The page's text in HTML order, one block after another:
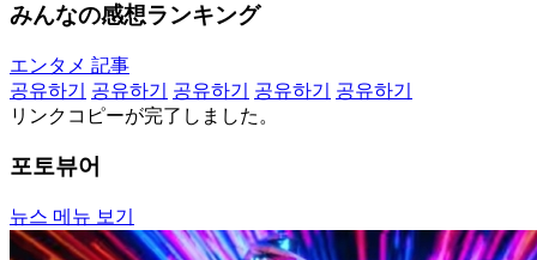
みんなの感想ランキング
エンタメ 記事
공유하기
공유하기 공유하기 공유하기
공유하기
リンクコピーが完了しました。
포토뷰어
뉴스 메뉴 보기